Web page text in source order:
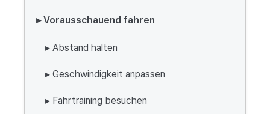
▸ Vorausschauend fahren
▸ Abstand halten
▸ Geschwindigkeit anpassen
▸ Fahrtraining besuchen